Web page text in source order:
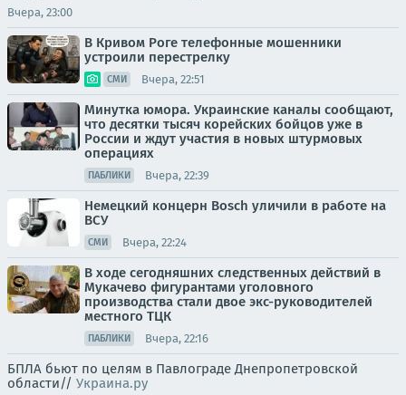
Вчера, 23:00
В Кривом Роге телефонные мошенники
устроили перестрелку
СМИ Вчера, 22:51
Минутка юмора. Украинские каналы сообщают,
что десятки тысяч корейских бойцов уже в
России и ждут участия в новых штурмовых
операциях
ПАБЛИКИ Вчера, 22:39
Немецкий концерн Bosch уличили в работе на
ВСУ
СМИ Вчера, 22:24
В ходе сегодняшних следственных действий в
Мукачево фигурантами уголовного
производства стали двое экс-руководителей
местного ТЦК
ПАБЛИКИ Вчера, 22:16
БПЛА бьют по целям в Павлограде Днепропетровской
области// Украина.ру